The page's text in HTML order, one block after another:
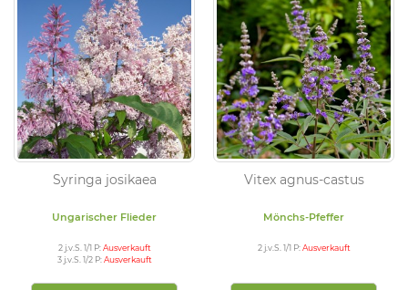
Syringa josikaea
Ungarischer Flieder
2 j.v.S. 1/1 P: Ausverkauft
3 j.v.S. 1/2 P: Ausverkauft
Vitex agnus-castus
Mönchs-Pfeffer
2 j.v.S. 1/1 P: Ausverkauft